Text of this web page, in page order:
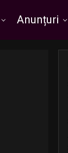
Anunțuri